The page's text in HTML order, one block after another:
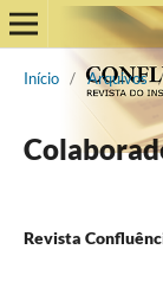
Início / Arquivos
Revista